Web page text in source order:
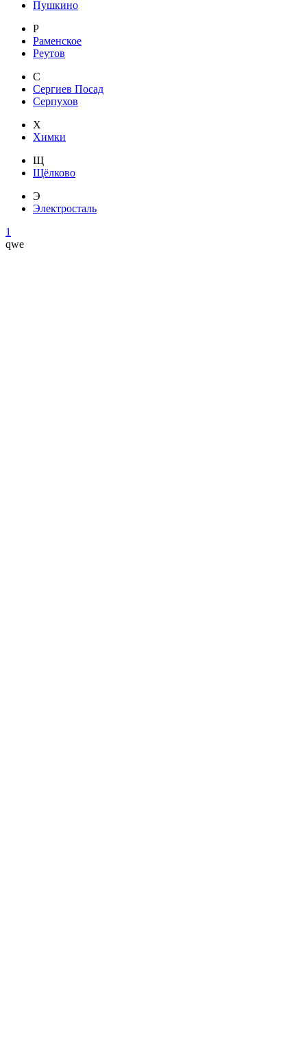
Пушкино
Р
Раменское
Реутов
С
Сергиев Посад
Серпухов
Х
Химки
Щ
Щёлково
Э
Электросталь
1
qwe